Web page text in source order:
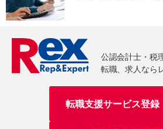
転職支援サービス登録